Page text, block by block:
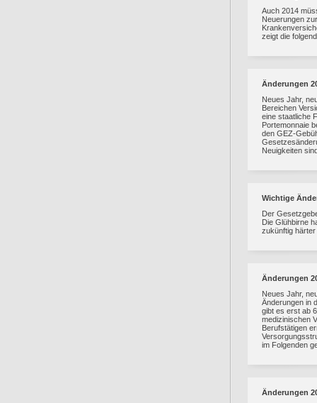
Auch 2014
Neuerungen
zeigt die
Änderungen
Neues Jahr,
Bereichen
eine staatliche
Portemonnaie
den GEZ-
Neuigkeiten
Wichtige
Der
Die Glühbirne
zukünftig
Änderungen
Neues Jahr,
Änderungen in
gibt es erst ab
medizinischen
Berufstätigen
im Folgenden
Änderungen